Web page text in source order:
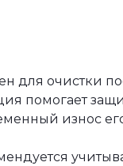
для очистки
помогает
износ